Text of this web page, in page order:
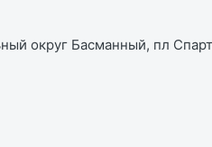
округ Басманный, пл